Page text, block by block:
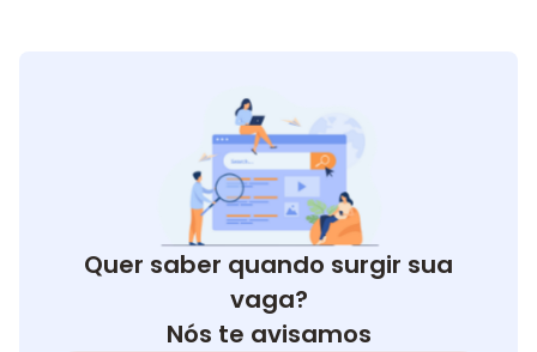
Quer saber quando surgir sua
vaga?
Nós te avisamos